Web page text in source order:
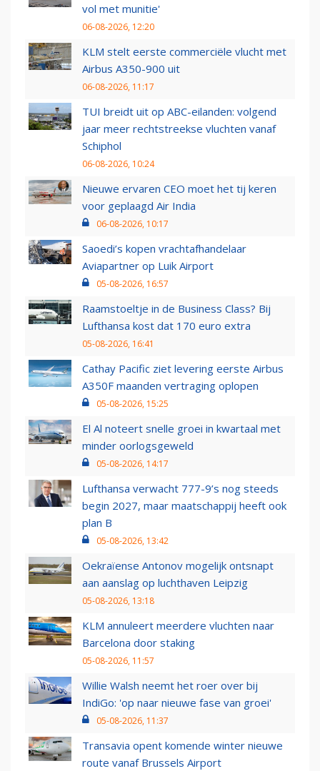
vol met munitie'
06-08-2026, 12:20
KLM stelt eerste commerciële vlucht met
Airbus A350-900 uit
06-08-2026, 11:17
TUI breidt uit op ABC-eilanden: volgend
jaar meer rechtstreekse vluchten vanaf
Schiphol
06-08-2026, 10:24
Nieuwe ervaren CEO moet het tij keren
voor geplaagd Air India
06-08-2026, 10:17
Saoedi’s kopen vrachtafhandelaar
Aviapartner op Luik Airport
05-08-2026, 16:57
Raamstoeltje in de Business Class? Bij
Lufthansa kost dat 170 euro extra
05-08-2026, 16:41
Cathay Pacific ziet levering eerste Airbus
A350F maanden vertraging oplopen
05-08-2026, 15:25
El Al noteert snelle groei in kwartaal met
minder oorlogsgeweld
05-08-2026, 14:17
Lufthansa verwacht 777-9’s nog steeds
begin 2027, maar maatschappij heeft ook
plan B
05-08-2026, 13:42
Oekraïense Antonov mogelijk ontsnapt
aan aanslag op luchthaven Leipzig
05-08-2026, 13:18
KLM annuleert meerdere vluchten naar
Barcelona door staking
05-08-2026, 11:57
Willie Walsh neemt het roer over bij
IndiGo: 'op naar nieuwe fase van groei'
05-08-2026, 11:37
Transavia opent komende winter nieuwe
route vanaf Brussels Airport